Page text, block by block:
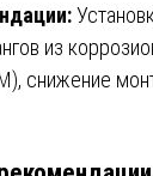
из
снижение